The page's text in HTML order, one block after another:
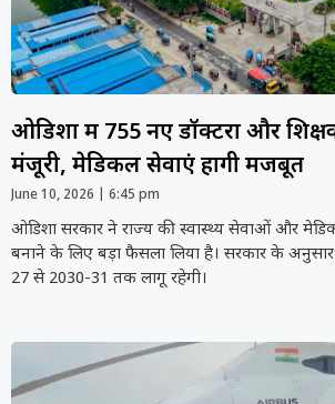
ओडिशा में 755 नए डॉक्टरों और
मंजूरी, मेडिकल सेवाएं होंगी मजबूत
June 10, 2026 6:45 pm
ओडिशा सरकार ने राज्य की स्वास्थ्य सेवाओं और
बनाने के लिए बड़ा फैसला लिया है। सरकार के
27 से 2030-31 तक लागू रहेगी।